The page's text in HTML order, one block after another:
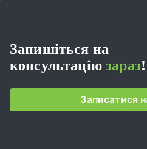
Запишіться на
консультаціюзараз!
Записатися